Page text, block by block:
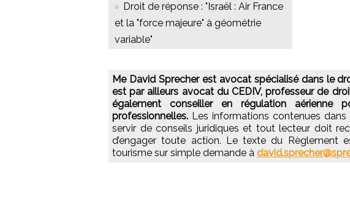
Droit de réponse : "Israël : Air France
et la "force majeure" à géométrie
variable"
Me David Sprecher est avocat spécialisé dans le
est par ailleurs avocat du CEDIV, professeur de
également conseiller en régulation aérienne
professionnelles. Les informations contenues
servir de conseils juridiques et tout lecteur doit
d’engager toute action. Le texte du Règlement
tourisme sur simple demande à